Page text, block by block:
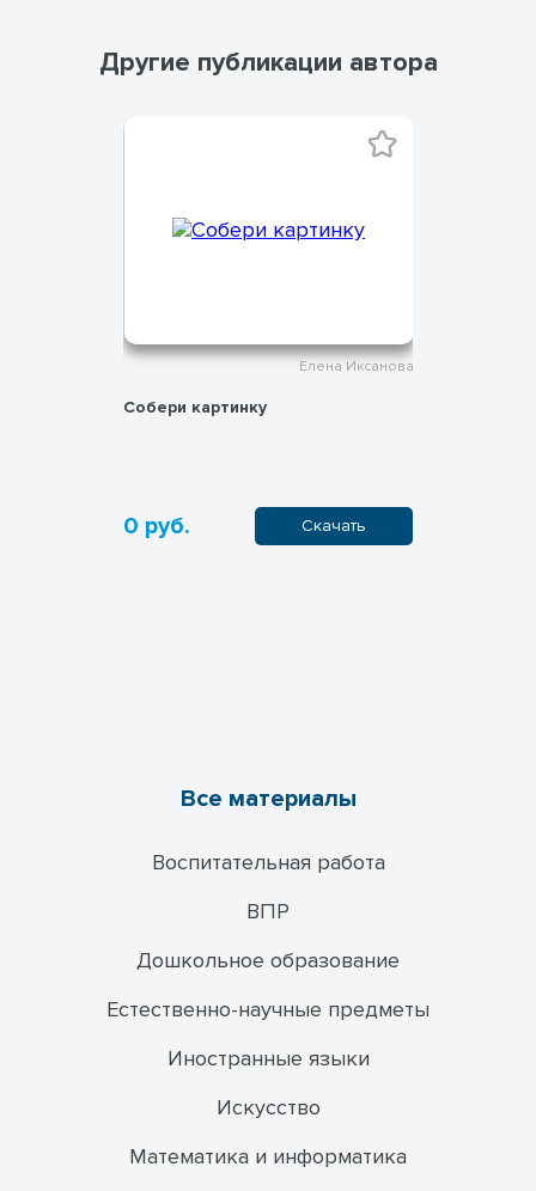
Другие публикации автора
Елена Иксанова
Собери картинку
0 руб. Скачать
Все материалы
Воспитательная работа
ВПР
Дошкольное образование
Естественно-научные предметы
Иностранные языки
Искусство
Математика и информатика